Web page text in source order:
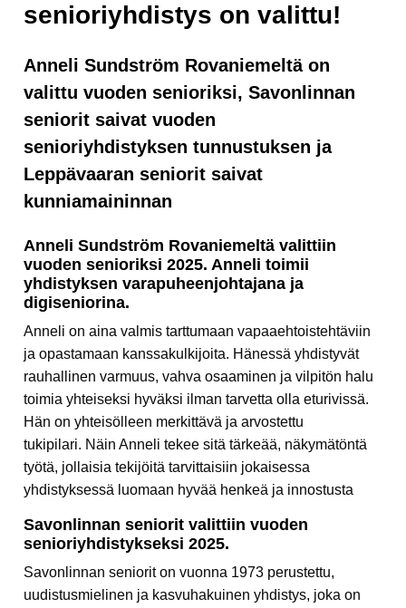
senioriyhdistys on valittu!
Anneli Sundström Rovaniemeltä on
valittu vuoden senioriksi, Savonlinnan
seniorit saivat vuoden
senioriyhdistyksen tunnustuksen ja
Leppävaaran seniorit saivat
kunniamaininnan
Anneli Sundström Rovaniemeltä valittiin
vuoden senioriksi 2025. Anneli toimii
yhdistyksen varapuheenjohtajana ja
digiseniorina.
Anneli on aina valmis tarttumaan vapaaehtoistehtäviin
ja opastamaan kanssakulkijoita. Hänessä yhdistyvät
rauhallinen varmuus, vahva osaaminen ja vilpitön halu
toimia yhteiseksi hyväksi ilman tarvetta olla eturivissä.
Hän on yhteisölleen merkittävä ja arvostettu
tukipilari. Näin Anneli tekee sitä tärkeää, näkymätöntä
työtä, jollaisia tekijöitä tarvittaisiin jokaisessa
yhdistyksessä luomaan hyvää henkeä ja innostusta
Savonlinnan seniorit valittiin vuoden
senioriyhdistykseksi 2025.
Savonlinnan seniorit on vuonna 1973 perustettu,
uudistusmielinen ja kasvuhakuinen yhdistys, joka on